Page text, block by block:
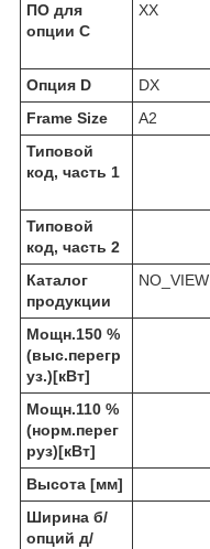
ПО для
опции С
XX
Опция D
DX
Frame Size
A2
Типовой
код, часть 1
Типовой
код, часть 2
Каталог
продукции
NO_VIEW
Мощн.150 %
(выс.перегр
уз.)[кВт]
Мощн.110 %
(норм.перег
руз)[кВт]
Высота [мм]
Ширина б/
опций д/